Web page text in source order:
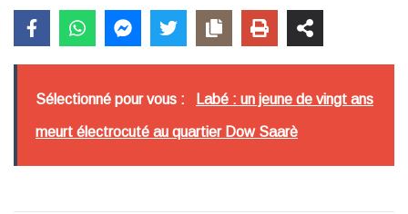
Sélectionné pour vous : Labé : un jeune de vingt ans
meurt électrocuté au quartier Dow Saarè